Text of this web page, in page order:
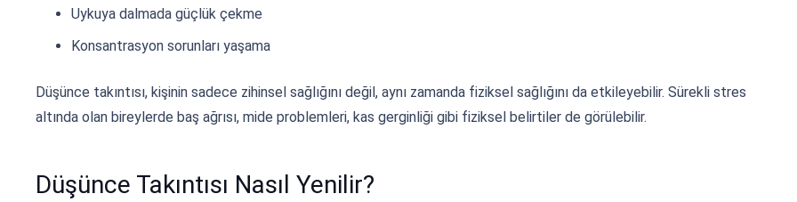
Uykuya dalmada güçlük çekme
Konsantrasyon sorunları yaşama
Düşünce takıntısı, kişinin sadece zihinsel sağlığını değil, aynı zamanda fiziksel sağlığını da etkileyebilir. Sürekli stres
altında olan bireylerde baş ağrısı, mide problemleri, kas gerginliği gibi fiziksel belirtiler de görülebilir.
Düşünce Takıntısı Nasıl Yenilir?